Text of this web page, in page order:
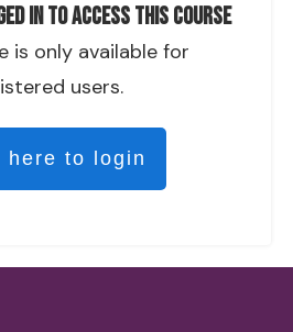
in to access this course
is only available for
users.
here to login